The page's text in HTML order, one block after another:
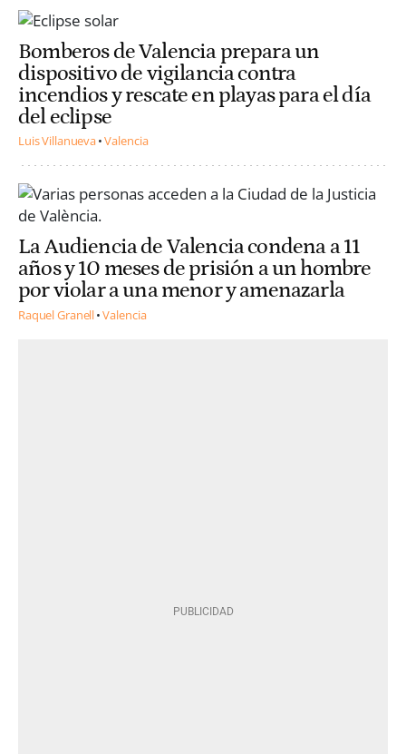
Bomberos de Valencia prepara un
dispositivo de vigilancia contra
incendios y rescate en playas para el día
del eclipse
Luis Villanueva Valencia
La Audiencia de Valencia condena a 11
años y 10 meses de prisión a un hombre
por violar a una menor y amenazarla
Raquel Granell Valencia